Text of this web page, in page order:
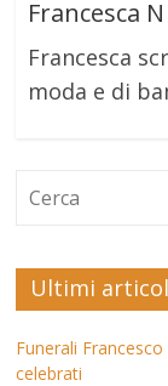
Francesca N
Francesca
moda e di
Ultimi
Funerali
celebrati